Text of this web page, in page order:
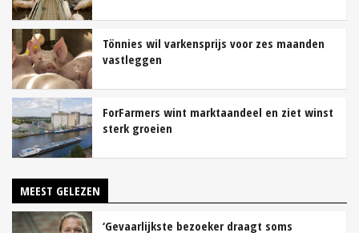
Tönnies wil varkensprijs voor zes maanden
vastleggen
ForFarmers wint marktaandeel en ziet winst
sterk groeien
MEEST GELEZEN
‘Gevaarlijkste bezoeker draagt soms